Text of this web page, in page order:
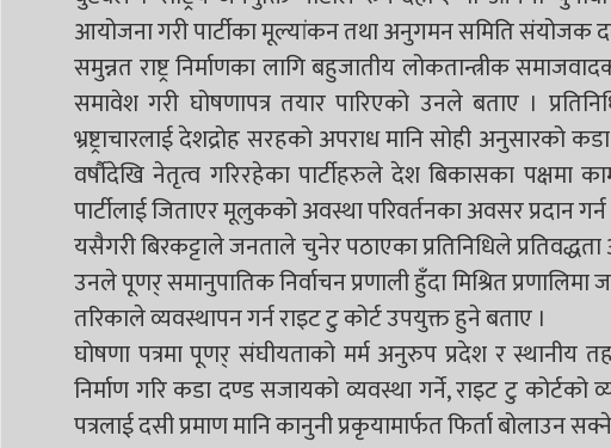
आयोजना गरी पार्टीका मूल्यांकन तथा अनुगमन समिति संयोजक
समुन्नत राष्ट्र निर्माणका लागि बहुजातीय लोकतान्त्रीक
समावेश गरी घोषणापत्र तयार पारिएको उनले बताए ।
भ्रष्ट्राचारलाई देशद्रोह सरहको अपराध मानि सोही अनुसारको
वर्षौदेखि नेतृत्व गरिरहेका पार्टीहरुले देश बिकासका
पार्टीलाई जिताएर मूलुकको अवस्था परिवर्तनका अवसर प्रदान
यसैगरी बिरकट्टाले जनताले चुनेर पठाएका प्रतिनिधिले
उनले पूणर् समानुपातिक निर्वाचन प्रणाली हुँदा मिश्रित
तरिकाले व्यवस्थापन गर्न राइट टु कोर्ट उपयुक्त हुने बताए ।
घोषणा पत्रमा पूणर् संघीयताको मर्म अनुरुप प्रदेश र स्थानीय
निर्माण गरि कडा दण्ड सजायको व्यवस्था गर्ने, राइट टु कोर्टको
पत्रलाई दसी प्रमाण मानि कानुनी प्रकृयामार्फत फिर्ता